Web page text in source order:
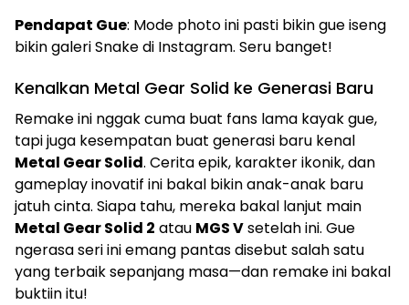
Pendapat Gue: Mode photo ini pasti bikin gue iseng
bikin galeri Snake di Instagram. Seru banget!
Kenalkan Metal Gear Solid ke Generasi Baru
Remake ini nggak cuma buat fans lama kayak gue,
tapi juga kesempatan buat generasi baru kenal
Metal Gear Solid. Cerita epik, karakter ikonik, dan
gameplay inovatif ini bakal bikin anak-anak baru
jatuh cinta. Siapa tahu, mereka bakal lanjut main
Metal Gear Solid 2 atau MGS Vsetelah ini. Gue
ngerasa seri ini emang pantas disebut salah satu
yang terbaik sepanjang masa—dan remake ini bakal
buktiin itu!